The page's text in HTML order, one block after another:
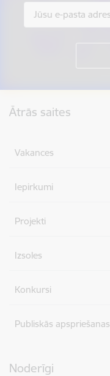
Ātrās saites
Vakances
Iepirkumi
Projekti
Izsoles
Konkursi
Publiskās apspriešanas
Noderīgi